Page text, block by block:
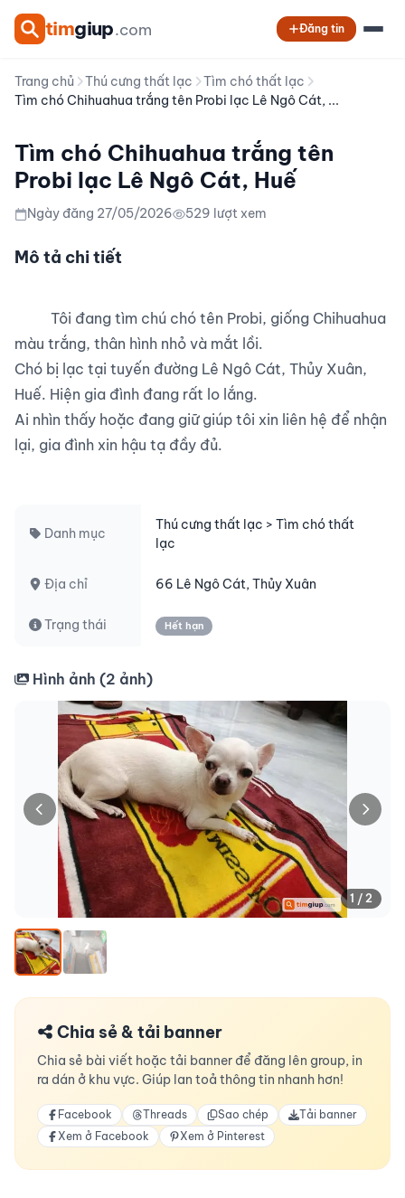
timgiup.com Đăng tin
Trang chủ Thú cưng thất lạc
Tìm chó thất lạc
Tìm chó Chihuahua trắng tên Probi lạc Lê Ngô Cát, ...
Tìm chó Chihuahua trắng tên
Probi lạc Lê Ngô Cát, Huế
Ngày đăng 27/05/2026 529 lượt xem
Mô tả chi tiết
màu trắng, thân hình nhỏ và mắt lồi.
Chó bị lạc tại tuyến đường Lê Ngô Cát, Thủy Xuân,
Huế. Hiện gia đình đang rất lo lắng.
Ai nhìn thấy hoặc đang giữ giúp tôi xin liên hệ để nhận
lại, gia đình xin hậu tạ đầy đủ.
Danh mục
Thú cưng thất lạc > Tìm chó thất
lạc
Địa chỉ 66 Lê Ngô Cát, Thủy Xuân
Trạng thái Hết hạn
Hình ảnh (2 ảnh)
1 / 2
Chia sẻ & tải banner
Chia sẻ bài viết hoặc tải banner để đăng lên group, in
ra dán ở khu vực. Giúp lan toả thông tin nhanh hơn!
Facebook Threads Sao chép
Tải banner
Xem ở Facebook
Xem ở Pinterest